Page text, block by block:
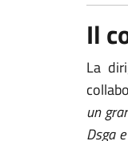
Il
La
un
Dsga